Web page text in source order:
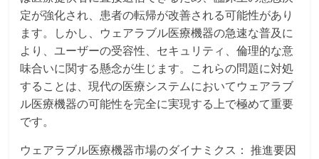
定が強化され、患者の転帰が改善される可能性があり
ます。しかし、ウェアラブル医療機器の急速な普及に
より、ユーザーの受容性、セキュリティ、倫理的な意
味合いに関する懸念が生じます。これらの問題に対処
することは、現代の医療システムにおいてウェアラブ
ル医療機器の可能性を完全に実現する上で極めて重要
です。
ウェアラブル医療機器市場のダイナミクス： 推進要因